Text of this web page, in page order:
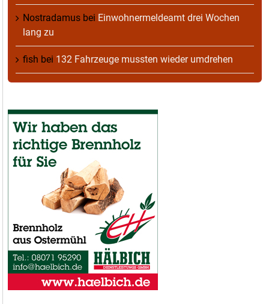
Nostradamus bei Einwohnermeldeamt drei Wochen
lang zu
fish bei 132 Fahrzeuge mussten wieder umdrehen